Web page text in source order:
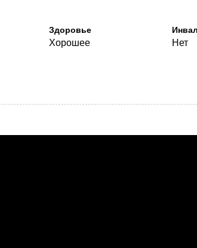
Здоровье
Хорошее Нет